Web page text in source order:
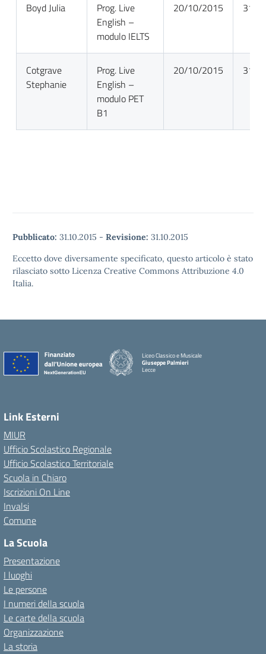
Boyd Julia
Prog. Live
English –
modulo IELTS
20/10/2015 31/
Cotgrave
Stephanie
Prog. Live
English –
modulo PET
B1
20/10/2015 31/
Pubblicato: 31.10.2015 - Revisione: 31.10.2015
Eccetto dove diversamente specificato, questo articolo è stato
rilasciato sotto Licenza Creative Commons Attribuzione 4.0
Italia.
Liceo Classico e Musicale
Giuseppe Palmieri
Lecce
Link Esterni
MIUR
Ufficio Scolastico Regionale
Ufficio Scolastico Territoriale
Scuola in Chiaro
Iscrizioni On Line
Invalsi
Comune
La Scuola
Presentazione
I luoghi
Le persone
I numeri della scuola
Le carte della scuola
Organizzazione
La storia